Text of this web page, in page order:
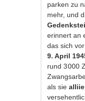
parken zu
mehr, und
erinnert an
das sich
9. April
rund 3 000
als sie